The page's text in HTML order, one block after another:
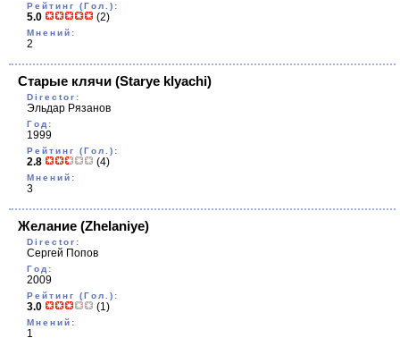
Рейтинг (Гол.):
5.0 (2)
Мнений:
2
Старые клячи (Starye klyachi)
Director:
Эльдар Рязанов
Год:
1999
Рейтинг (Гол.):
2.8 (4)
Мнений:
3
Желание (Zhelaniye)
Director:
Сергей Попов
Год:
2009
Рейтинг (Гол.):
3.0 (1)
Мнений:
1